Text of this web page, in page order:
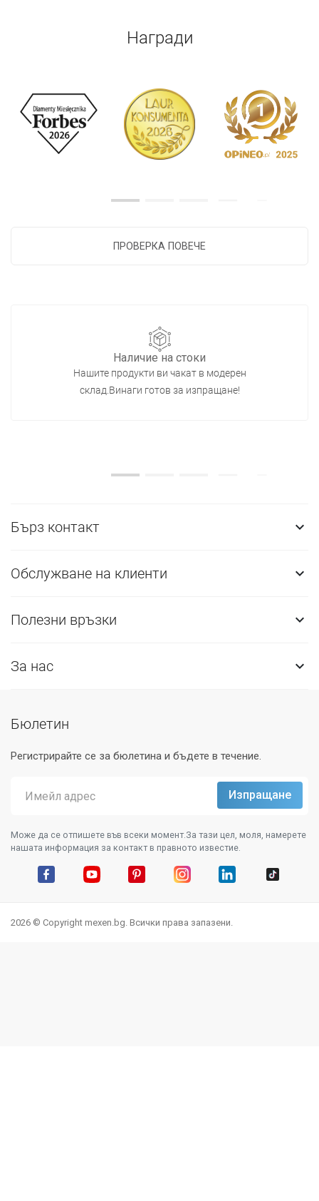
Награди
ПРОВЕРКА ПОВЕЧЕ
Наличие на стоки
Нашите продукти ви чакат в модерен
склад.Винаги готов за изпращане!
Бърз контакт 
Обслужване на клиенти 
Полезни връзки 
За нас 
Бюлетин
Регистрирайте се за бюлетина и бъдете в течение.
Може да се отпишете във всеки момент.За тази цел, моля, намерете
нашата информация за контакт в правното известие.
2026 © Copyright mexen.bg. Всички права запазени.